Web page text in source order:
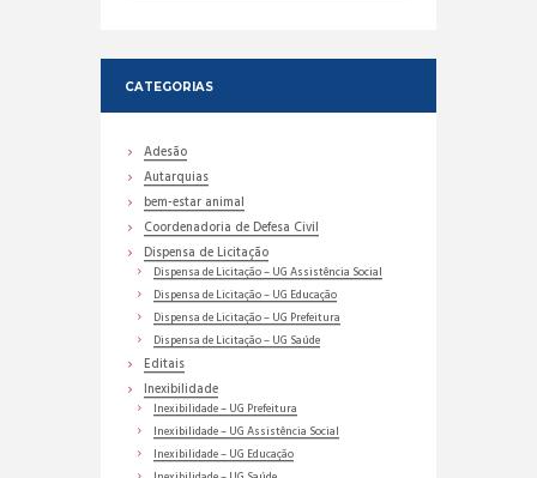
CATEGORIAS
Adesão
Autarquias
bem-estar animal
Coordenadoria de Defesa Civil
Dispensa de Licitação
Dispensa de Licitação – UG Assistência Social
Dispensa de Licitação – UG Educação
Dispensa de Licitação – UG Prefeitura
Dispensa de Licitação – UG Saúde
Editais
Inexibilidade
Inexibilidade – UG Prefeitura
Inexibilidade – UG Assistência Social
Inexibilidade – UG Educação